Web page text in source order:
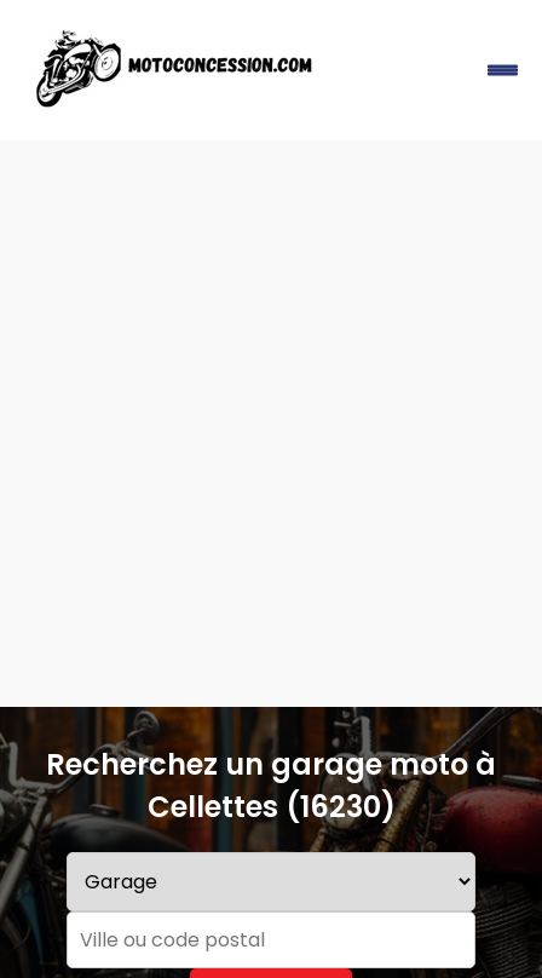
Recherchez un garage moto à
Cellettes (16230)